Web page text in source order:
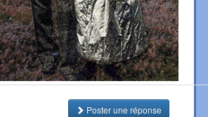
Poster une réponse